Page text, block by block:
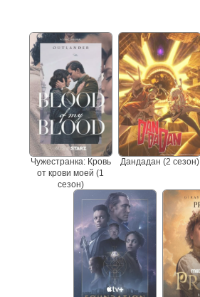
Чужестранка: Кровь
от крови моей (1
сезон)
Дандадан (2 сезон)